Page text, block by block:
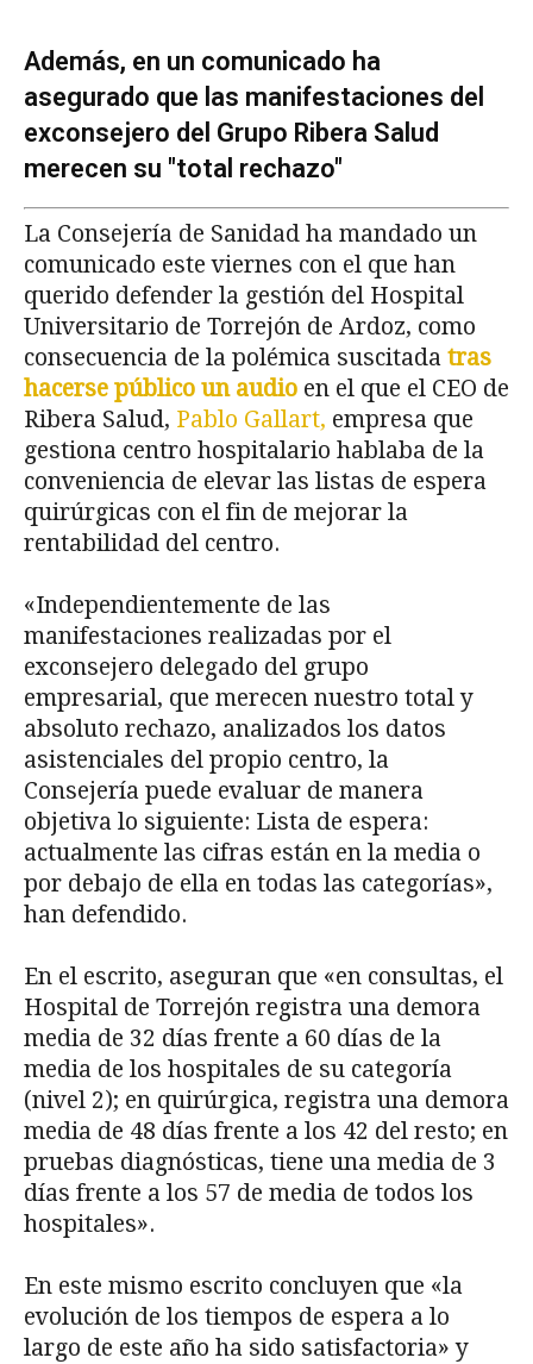
Además, en un comunicado ha
asegurado que las manifestaciones del
exconsejero del Grupo Ribera Salud
merecen su "total rechazo"
La Consejería de Sanidad ha mandado un
comunicado este viernes con el que han
querido defender la gestión del Hospital
Universitario de Torrejón de Ardoz, como
consecuencia de la polémica suscitada tras
hacerse público un audio en el que el CEO de
Ribera Salud, Pablo Gallart, empresa que
gestiona centro hospitalario hablaba de la
conveniencia de elevar las listas de espera
quirúrgicas con el fin de mejorar la
rentabilidad del centro.
«Independientemente de las
manifestaciones realizadas por el
exconsejero delegado del grupo
empresarial, que merecen nuestro total y
absoluto rechazo, analizados los datos
asistenciales del propio centro, la
Consejería puede evaluar de manera
objetiva lo siguiente: Lista de espera:
actualmente las cifras están en la media o
por debajo de ella en todas las categorías»,
han defendido.
En el escrito, aseguran que «en consultas, el
Hospital de Torrejón registra una demora
media de 32 días frente a 60 días de la
media de los hospitales de su categoría
(nivel 2); en quirúrgica, registra una demora
media de 48 días frente a los 42 del resto; en
pruebas diagnósticas, tiene una media de 3
días frente a los 57 de media de todos los
hospitales».
En este mismo escrito concluyen que «la
evolución de los tiempos de espera a lo
largo de este año ha sido satisfactoria» y